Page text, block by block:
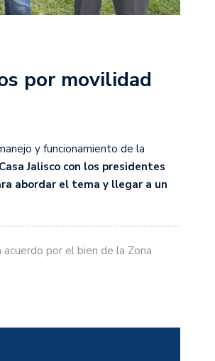
por movilidad
y funcionamiento de la
Jalisco con los presidentes
abordar el tema y llegar a un
por el bien de la Zona